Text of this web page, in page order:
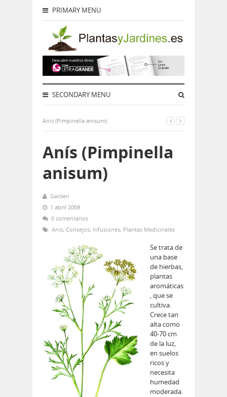
PRIMARY MENU
SECONDARY MENU
Anís (Pimpinella anisum)
Anís (Pimpinella
anisum)
Garden
1 abril 2009
0 comentarios
Anís, Consejos, Infusiones, Plantas Medicinales
Se trata de
una base
de hierbas,
plantas
aromáticas
, que se
cultiva.
Crece tan
alta como
40-70 cm
de la luz,
en suelos
ricos y
necesita
humedad
moderada.